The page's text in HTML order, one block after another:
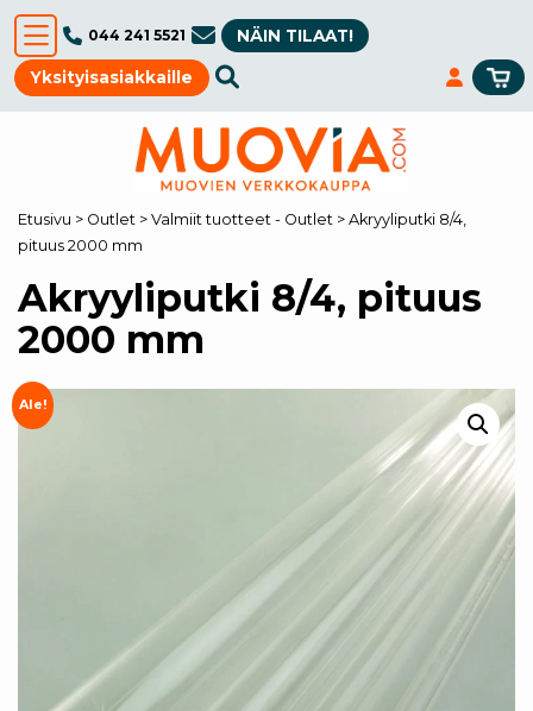
044 241 5521 NÄIN TILAAT!
Yksityisasiakkaille
Etusivu > Outlet > Valmiit tuotteet - Outlet > Akryyliputki 8/4,
pituus 2000 mm
Akryyliputki 8/4, pituus
2000 mm
Ale!